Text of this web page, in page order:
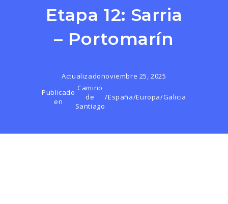
Etapa 12: Sarria
– Portomarín
Actualizadonoviembre 25, 2025
Publicado
en
Camino
de
Santiago
/España/Europa/Galicia